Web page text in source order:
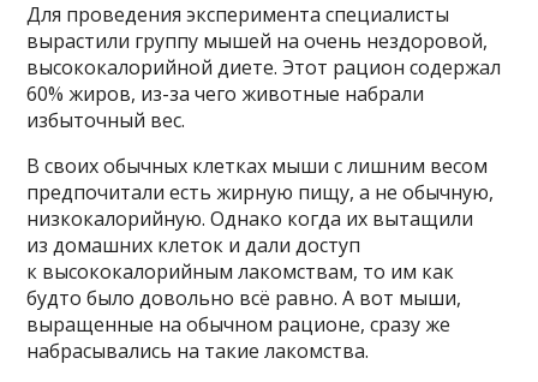
Для проведения эксперимента специалисты
вырастили группу мышей на очень нездоровой,
высококалорийной диете. Этот рацион содержал
60% жиров, из-за чего животные набрали
избыточный вес.
В своих обычных клетках мыши с лишним весом
предпочитали есть жирную пищу, а не обычную,
низкокалорийную. Однако когда их вытащили
из домашних клеток и дали доступ
к высококалорийным лакомствам, то им как
будто было довольно всё равно. А вот мыши,
выращенные на обычном рационе, сразу же
набрасывались на такие лакомства.